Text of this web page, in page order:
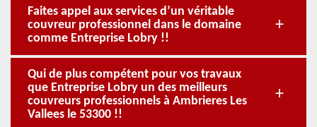
Faites appel aux services d’un véritable
couvreur professionnel dans le domaine
comme Entreprise Lobry !!
Qui de plus compétent pour vos travaux
que Entreprise Lobry un des meilleurs
couvreurs professionnels à Ambrieres Les
Vallees le 53300 !!